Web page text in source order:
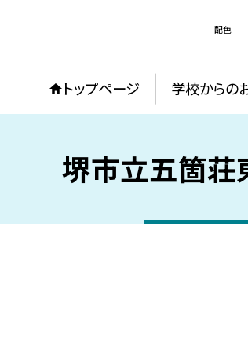
配色
トップページ 学校からの
堺市立五箇荘